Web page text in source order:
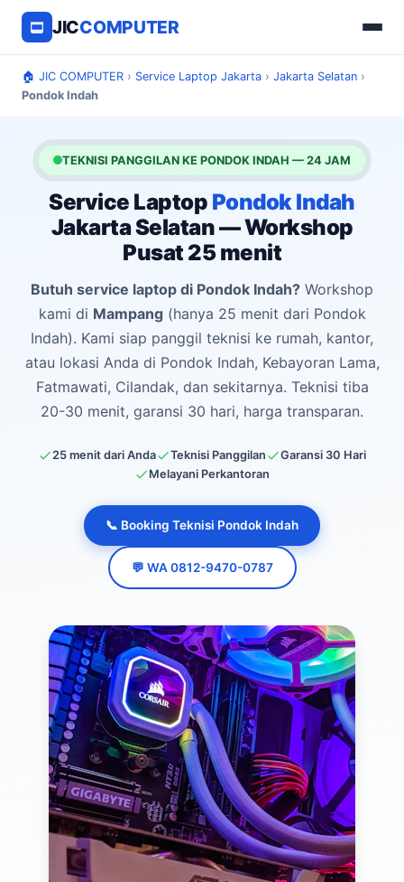
JICCOMPUTER
🏠 JIC COMPUTER › Service Laptop Jakarta › Jakarta Selatan ›
Pondok Indah
TEKNISI PANGGILAN KE PONDOK INDAH — 24 JAM
Service Laptop Pondok Indah
Jakarta Selatan — Workshop
Pusat 25 menit
Butuh service laptop di Pondok Indah? Workshop
kami di Mampang(hanya 25 menit dari Pondok
Indah). Kami siap panggil teknisi ke rumah, kantor,
atau lokasi Anda di Pondok Indah, Kebayoran Lama,
Fatmawati, Cilandak, dan sekitarnya. Teknisi tiba
20-30 menit, garansi 30 hari, harga transparan.
25 menit dari Anda Teknisi Panggilan
Garansi 30 Hari
Melayani Perkantoran
📞 Booking Teknisi Pondok Indah
💬 WA 0812-9470-0787